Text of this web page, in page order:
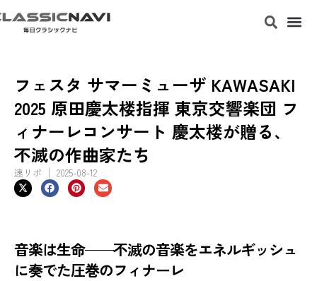
フェスタ サマーミューザ KAWASAKI
2025 原田慶太楼指揮 東京交響楽団 フ
ィナーレコンサート 慶太楼が贈る、
不滅の作曲家たち
速リポ 2025-08-12
音楽は生命——不滅の音楽をエネルギッシュ
に奏でた圧巻のフィナーレ